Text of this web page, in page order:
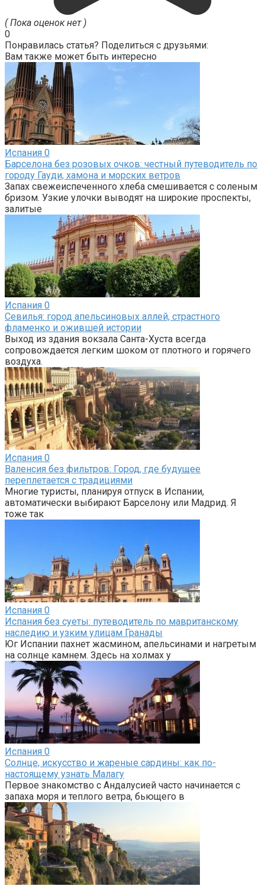
( Пока оценок нет )
0
Понравилась статья? Поделиться с друзьями:
Вам также может быть интересно
Испания 0
Барселона без розовых очков: честный путеводитель по
городу Гауди, хамона и морских ветров
Запах свежеиспеченного хлеба смешивается с соленым
бризом. Узкие улочки выводят на широкие проспекты,
залитые
Испания 0
Севилья: город апельсиновых аллей, страстного
фламенко и ожившей истории
Выход из здания вокзала Санта-Хуста всегда
сопровождается легким шоком от плотного и горячего
воздуха.
Испания 0
Валенсия без фильтров: Город, где будущее
переплетается с традициями
Многие туристы, планируя отпуск в Испании,
автоматически выбирают Барселону или Мадрид. Я
тоже так
Испания 0
Испания без суеты: путеводитель по мавританскому
наследию и узким улицам Гранады
Юг Испании пахнет жасмином, апельсинами и нагретым
на солнце камнем. Здесь на холмах у
Испания 0
Солнце, искусство и жареные сардины: как по-
настоящему узнать Малагу
Первое знакомство с Андалусией часто начинается с
запаха моря и теплого ветра, бьющего в